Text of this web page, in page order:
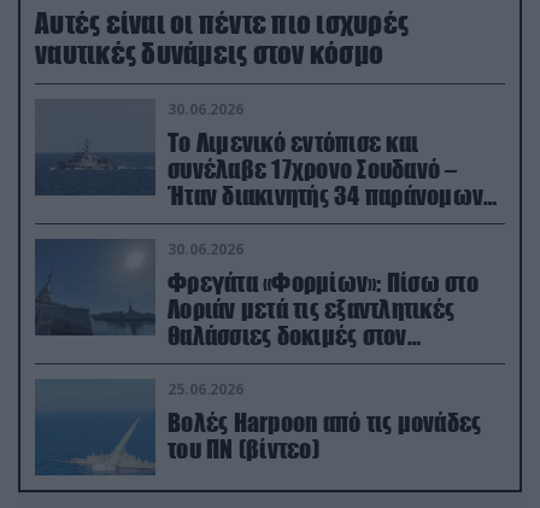
Aυτές είναι οι πέντε πιο ισχυρές
ναυτικές δυνάμεις στον κόσμο
30.06.2026
Το Λιμενικό εντόπισε και
συνέλαβε 17χρονο Σουδανό –
Ήταν διακινητής 34 παράνομων
μεταναστών
30.06.2026
Φρεγάτα «Φορμίων»: Πίσω στο
Λοριάν μετά τις εξαντλητικές
θαλάσσιες δοκιμές στον
απαιτητικό Βισκαϊκό
25.06.2026
Βολές Harpoon από τις μονάδες
του ΠΝ (βίντεο)